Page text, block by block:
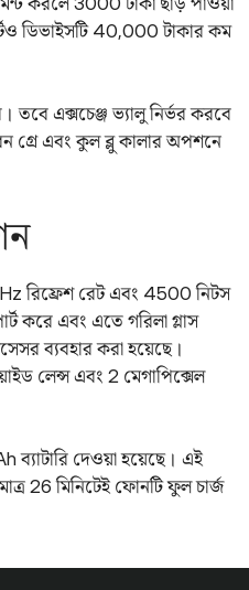
ডিভাইসটি 40,000 টাকার কম
তবে এক্সচেঞ্জ ভ্যালু নির্ভর করবে
এবং কুল ব্লু কালার অপশনে
রিফ্রেশ রেট এবং 4500 নিটস
করে এবং এতে গরিলা গ্লাস
ব্যবহার করা হয়েছে।
লেন্স এবং 2 মেগাপিক্সেল
দেওয়া হয়েছে। এই
26 মিনিটেই ফোনটি ফুল চার্জ